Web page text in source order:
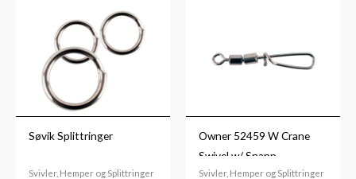
Søvik Splittringer
Svivler, Hemper og Splittringer
Owner 52459 W Crane
Swivel w/ Snapp
Svivler, Hemper og Splittringer